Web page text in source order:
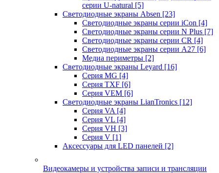
серии U-natural [5]
Светодиодные экраны Absen [23]
Светодиодные экраны серии iCon [4]
Светодиодные экраны серии N Plus [7]
Светодиодные экраны серии CR [4]
Светодиодные экраны серии А27 [6]
Медиа периметры [2]
Светодиодные экраны Leyard [16]
Серия MG [4]
Серия TXF [6]
Серия VEM [6]
Светодиодные экраны LianTronics [12]
Серия VA [4]
Серия VL [4]
Серия VH [3]
Серия V [1]
Аксессуары для LED панелей [2]
Видеокамеры и устройства записи и трансляции